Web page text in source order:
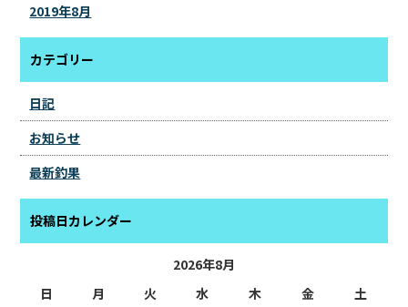
2019年8月
カテゴリー
日記
お知らせ
最新釣果
投稿日カレンダー
2026年8月
日
月 火 水 木 金 土